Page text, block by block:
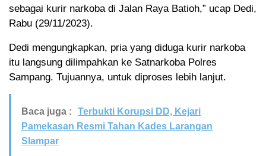
sebagai kurir narkoba di Jalan Raya Batioh,” ucap Dedi,
Rabu (29/11/2023).
Dedi mengungkapkan, pria yang diduga kurir narkoba
itu langsung dilimpahkan ke Satnarkoba Polres
Sampang. Tujuannya, untuk diproses lebih lanjut.
Baca juga :
Terbukti Korupsi DD, Kejari
Pamekasan Resmi Tahan Kades Larangan
Slampar